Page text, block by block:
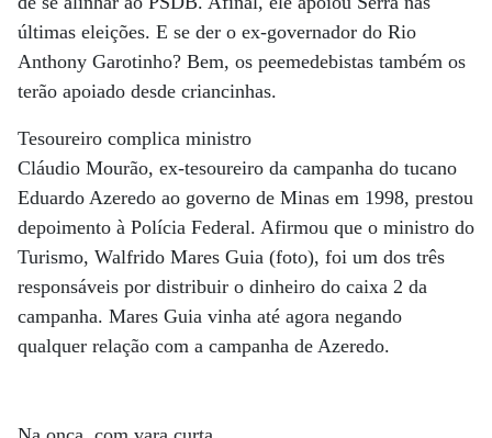
últimas eleições. E se der o ex-governador do Rio
Anthony Garotinho? Bem, os peemedebistas também os
terão apoiado desde criancinhas.
Tesoureiro complica ministro
Cláudio Mourão, ex-tesoureiro da campanha do tucano
Eduardo Azeredo ao governo de Minas em 1998, prestou
depoimento à Polícia Federal. Afirmou que o ministro do
Turismo, Walfrido Mares Guia (foto), foi um dos três
responsáveis por distribuir o dinheiro do caixa 2 da
campanha. Mares Guia vinha até agora negando
qualquer relação com a campanha de Azeredo.